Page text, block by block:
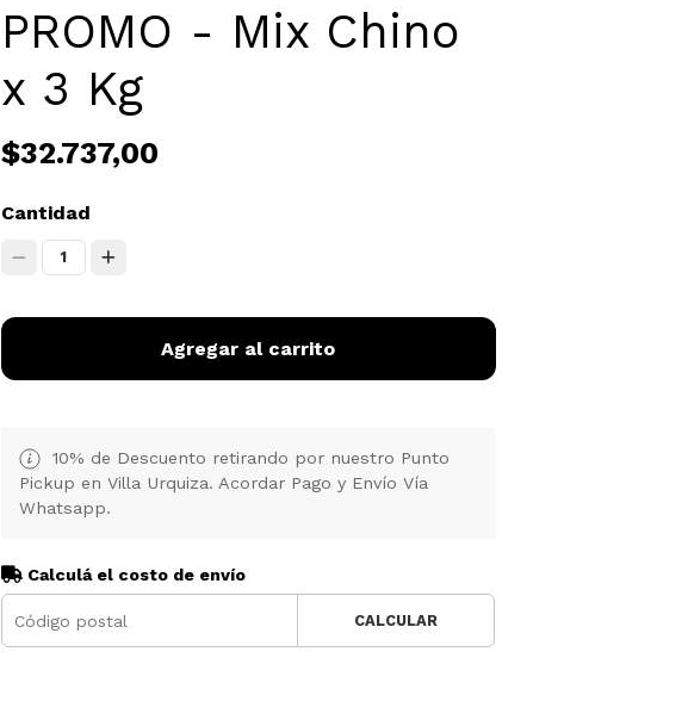
PROMO - Mix Chino
x 3 Kg
$32.737,00
Cantidad
1
Agregar al carrito
10% de Descuento retirando por nuestro Punto
Pickup en Villa Urquiza. Acordar Pago y Envío Vía
Whatsapp.
Calculá el costo de envío
CALCULAR